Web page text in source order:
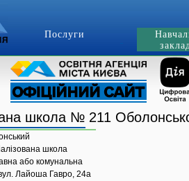
Послуги
школа № 211
школа
або комунальна
вул. Лайоша Гавро, 24а